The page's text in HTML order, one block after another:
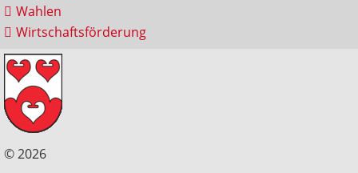
Wahlen
Wirtschaftsförderung
© 2026